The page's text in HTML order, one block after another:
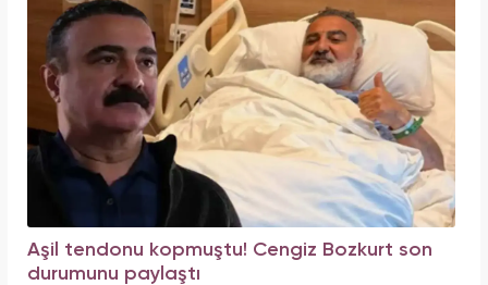
Aşil tendonu kopmuştu! Cengiz Bozkurt son
durumunu paylaştı